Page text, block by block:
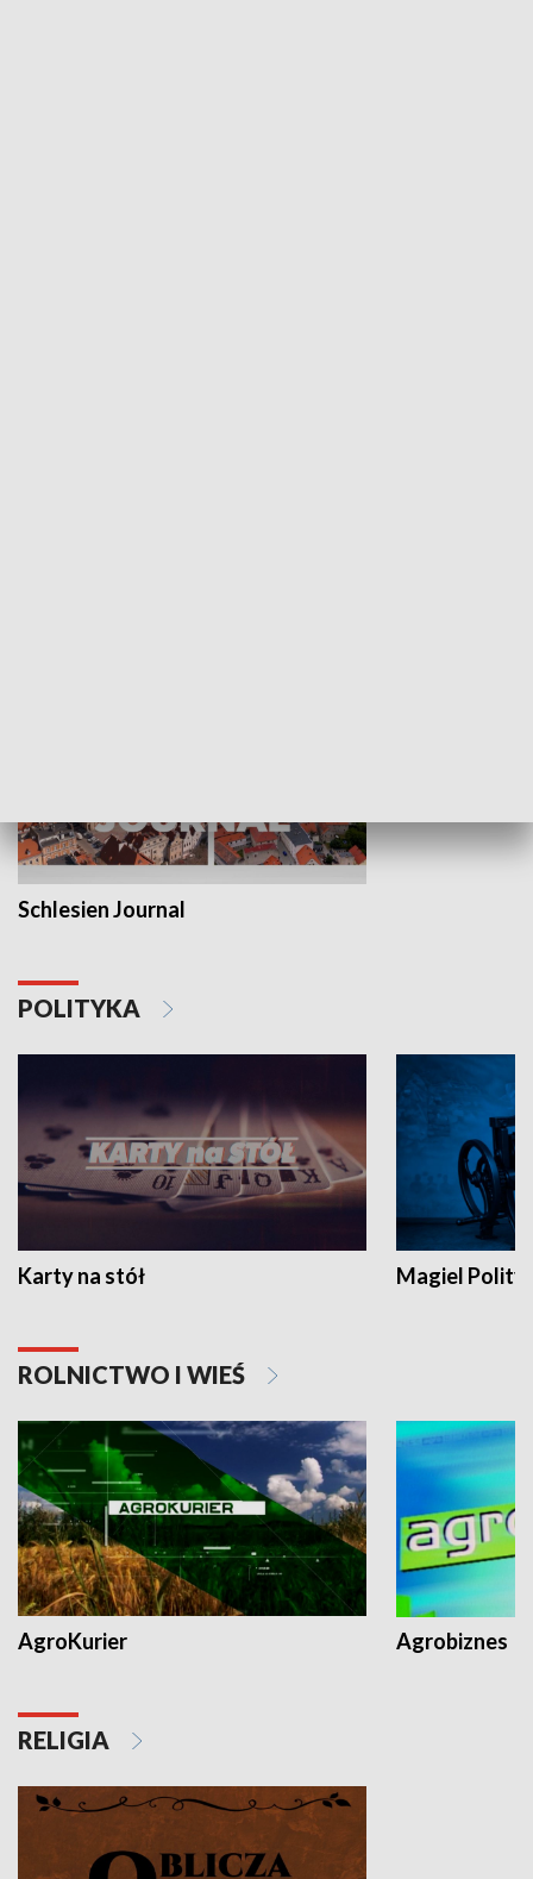
Schlesien Journal
POLITYKA
Karty na stół Magiel
ROLNICTWO I WIEŚ
AgroKurier Agrobiznes
RELIGIA